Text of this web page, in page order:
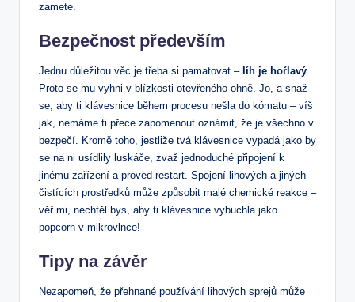
zamete.
Bezpečnost především
Jednu důležitou věc je třeba si pamatovat – líh je hořlavý.
Proto se mu vyhni v blízkosti otevřeného ohně. Jo, a snaž
se, aby ti klávesnice během procesu nešla do kómatu – víš
jak, nemáme ti přece zapomenout oznámit, že je všechno v
bezpečí. Kromě toho, jestliže tvá klávesnice vypadá jako by
se na ni usídlily luskáče, zvaž jednoduché připojení k
jinému zařízení a proved restart. Spojení lihových a jiných
čistících prostředků může způsobit malé chemické reakce –
věř mi, nechtěl bys, aby ti klávesnice vybuchla jako
popcorn v mikrovlnce!
Tipy na závěr
Nezapomeň, že přehnané používání lihových sprejů může